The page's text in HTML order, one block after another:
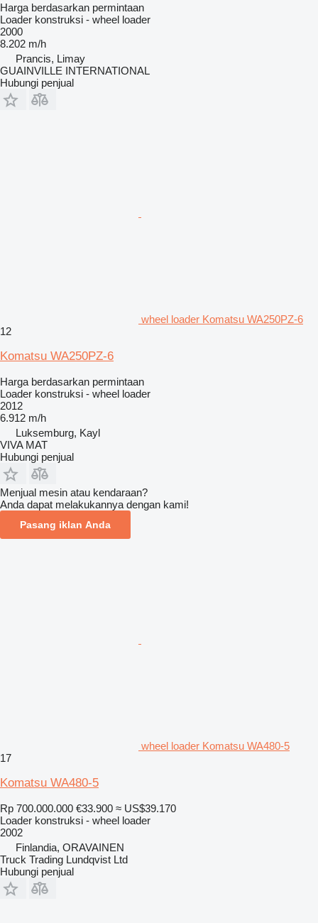
Harga berdasarkan permintaan
Loader konstruksi - wheel loader
2000
8.202 m/h
Prancis, Limay
GUAINVILLE INTERNATIONAL
Hubungi penjual
wheel loader Komatsu WA250PZ-6
12
Komatsu WA250PZ-6
Harga berdasarkan permintaan
Loader konstruksi - wheel loader
2012
6.912 m/h
Luksemburg, Kayl
VIVA MAT
Hubungi penjual
Menjual mesin atau kendaraan?
Anda dapat melakukannya dengan kami!
Pasang iklan Anda
wheel loader Komatsu WA480-5
17
Komatsu WA480-5
Rp 700.000.000 €33.900 ≈ US$39.170
Loader konstruksi - wheel loader
2002
Finlandia, ORAVAINEN
Truck Trading Lundqvist Ltd
Hubungi penjual